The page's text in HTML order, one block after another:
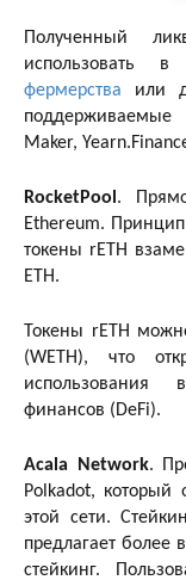
Полученный
использовать
фермерства или
поддерживаемые
Maker,
RocketPool .
Ethereum.
токены rETH
ETH.
Токены rETH
(WETH), что
использования
финансов (DeFi).
Acala Network.
Polkadot,
этой сети.
предлагает более
стейкинг.